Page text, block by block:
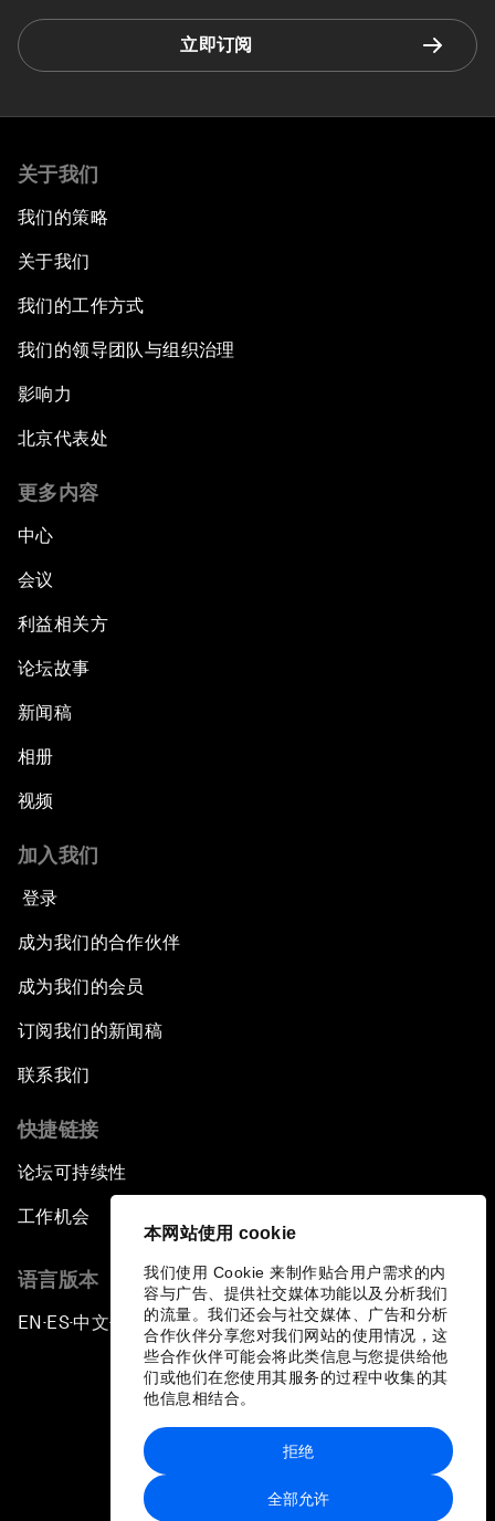
本网站使用 cookie
我们使用 Cookie 来制作贴合用户需求的内
容与广告、提供社交媒体功能以及分析我们
的流量。我们还会与社交媒体、广告和分析
合作伙伴分享您对我们网站的使用情况，这
些合作伙伴可能会将此类信息与您提供给他
们或他们在您使用其服务的过程中收集的其
他信息相结合。
全部允许
拒绝
立即订阅
关于我们
我们的策略
关于我们
我们的工作方式
我们的领导团队与组织治理
影响力
北京代表处
更多内容
中心
会议
利益相关方
论坛故事
新闻稿
相册
视频
加入我们
登录
成为我们的合作伙伴
成为我们的会员
订阅我们的新闻稿
联系我们
快捷链接
论坛可持续性
工作机会
语言版本
EN ▪ES▪中文▪ 日本語
站点地图